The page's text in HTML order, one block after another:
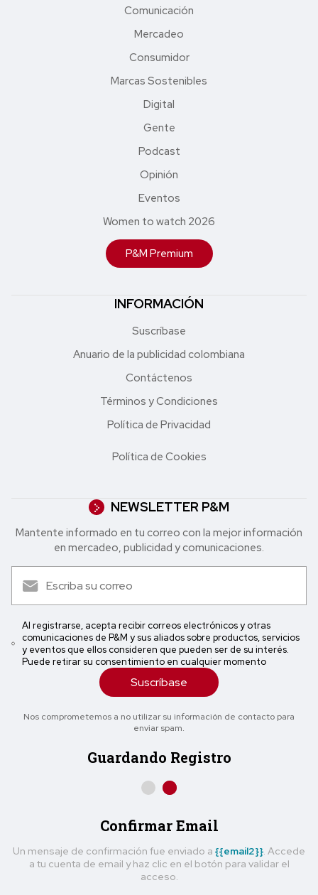
Comunicación
Mercadeo
Consumidor
Marcas Sostenibles
Digital
Gente
Podcast
Opinión
Eventos
Women to watch 2026
P&M Premium
INFORMACIÓN
Suscríbase
Anuario de la publicidad colombiana
Contáctenos
Términos y Condiciones
Política de Privacidad
Política de Cookies
NEWSLETTER P&M
Mantente informado en tu correo con la mejor in formación
en mercadeo, publicidad y comunicaciones.
Al registrarse, acepta recibir correos electrónicos y otras
comunicaciones de P&M y sus aliados sobre productos, servicios
y eventos que ellos consideren que pueden ser de su interés.
Puede retirar su consentimiento en cualquier momento
Suscríbase
Nos comprometemos a no utilizar su información de contacto para
enviar spam.
Guardando Registro
Confirmar Email
Un mensaje de confirmación fue enviado a {{email2}} . Accede
a tu cuenta de email y haz clic en el botón para validar el
acceso.